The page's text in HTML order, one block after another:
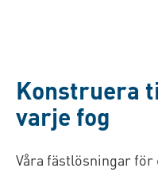
Konstruera
varje fog
Våra fästlösningar